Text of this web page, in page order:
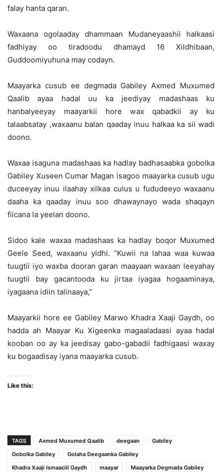
falay hanta qaran.
Waxaana ogolaaday dhammaan Mudaneyaashii halkaasi
fadhiyay oo tiradoodu dhamayd 16 Xildhibaan,
Guddoomiyuhuna may codayn.
Maayarka cusub ee degmada Gabiley Axmed Muxumed
Qaalib ayaa hadal uu ka jeediyay madashaas ku
hanbalyeeyay maayarkii hore wax qabadkii ay ku
talaabsatay ,waxaanu balan qaaday inuu halkaa ka sii wadi
doono.
Waxaa isaguna madashaas ka hadlay badhasaabka gobolka
Gabiley Xuseen Cumar Magan isagoo maayarka cusub ugu
duceeyay inuu ilaahay xilkaa culus u fududeeyo waxaanu
daaha ka qaaday inuu soo dhawaynayo wada shaqayn
fiicana la yeelan doono.
Sidoo kale waxaa madashaas ka hadlay boqor Muxumed
Geele Seed, waxaanu yidhi. “Kuwii na lahaa waa kuwaa
tuugtii iyo waxba dooran garan maayaan waxaan leeyahay
tuugtii bay gacantooda ku jirtaa iyagaa hogaaminaya,
iyagaana idiin talinaaya,”
Maayarkii hore ee Gabiley Marwo Khadra Xaaji Gaydh, oo
hadda ah Maayar Ku Xigeenka magaaladaasi ayaa hadal
kooban oo ay ka jeedisay gabo-gabadii fadhigaasi waxay
ku bogaadisay iyana maayarka cusub.
Like this:
TAGS Axmed Muxumed Qaalib deegaan
Gabiley
Gobolka Gabiley
Golaha Deegaanka Gabiley
Khadra Xaaji Ismaaciil Gaydh
maayar
Maayarka Degmada Gabiley